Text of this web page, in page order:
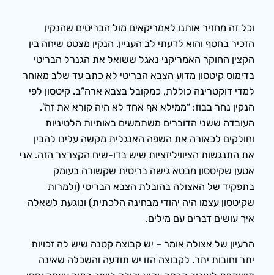
וכל זה מחזיר אותנו לאמריקאים מול הבריטים שהנקין
הזכיר בחטף והוא לדעתי לב העניין. הנקין מצטט שיחה בין
הקצין החוקר האמריקני נאגל ששואל את הגנרל הבריטי
בדימוס קיטסון מדוע הצבא הבריטי לא כתב עד שלב מאוחר
למדי דוקטרינה כוללת, כמקובל בצבא ארה”ב. קיטסון לפי
הנקין נחר בבוז: “ממילא אף אחד לא היה קורא את זה”.
העובדה ששני הדוברים משתמשים באותיות הלטיניות
וחולקים לכאורה את השפה האנגלית מקשה עלינו להבין
את התנגשות הציוויליזציות שיש בדו-שיח הקצרצר הזה. אני
אטען שקיטסון מבטא גישה בריטית שקשורה בעומק
בתפקיד של האצולה בהובלת הצבא הבריטי (ולמרות
שקיטסון עצמו היה יהודי מבחינה הלכתית) ונוגעת לשאלה
איך עושים דברים עם מילים.
הרעיון של אצולה אומר – יש קבוצה קטנה שיש לה זכויות
יתר וחובות יתר. לקבוצה הזו יש תודעה והשכלה שאינה